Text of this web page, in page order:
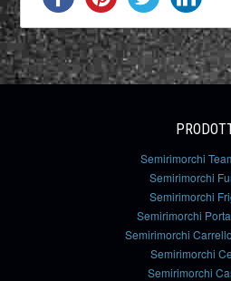
Semirimorchi
Semirimorchi
Semirimorchi
Semirimorchi
Semirimorchi
Semirimorchi
Semirimorchi